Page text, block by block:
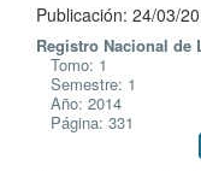
Publicación: 24/03/
Registro Nacional de
Tomo: 1
Semestre: 1
Año: 2014
Página: 331